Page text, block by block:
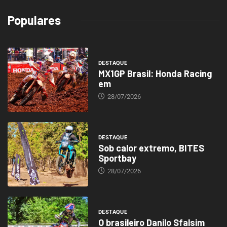
Populares
DESTAQUE
MX1GP Brasil: Honda Racing
em
28/07/2026
DESTAQUE
Sob calor extremo, BITES
Sportbay
28/07/2026
DESTAQUE
O brasileiro Danilo Sfalsim